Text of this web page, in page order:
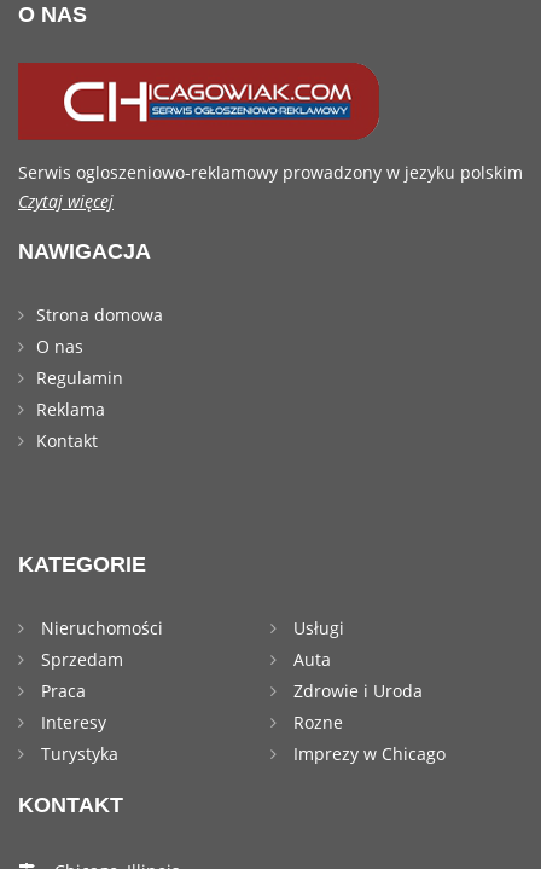
O NAS
Serwis ogloszeniowo-reklamowy prowadzony w jezyku polskim
Czytaj więcej
NAWIGACJA
Strona domowa
O nas
Regulamin
Reklama
Kontakt
KATEGORIE
Nieruchomości
Usługi
Sprzedam
Auta
Praca
Zdrowie i Uroda
Interesy
Rozne
Turystyka
Imprezy w Chicago
KONTAKT